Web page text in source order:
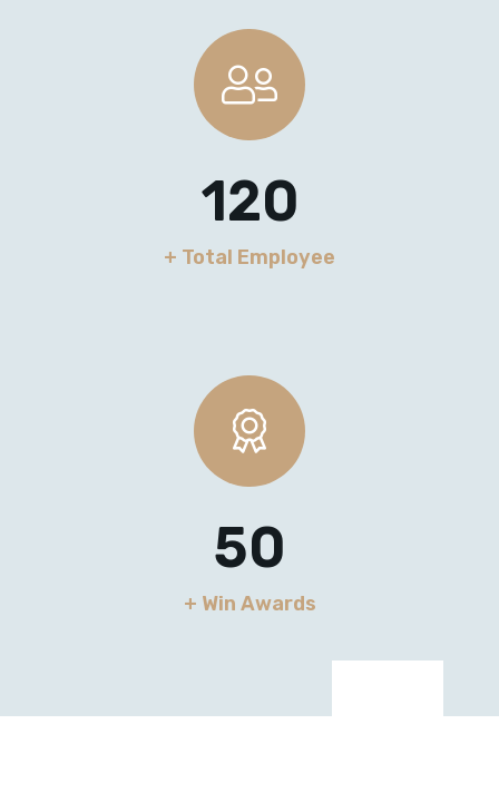
120
+ Total Employee
50
+ Win Awards